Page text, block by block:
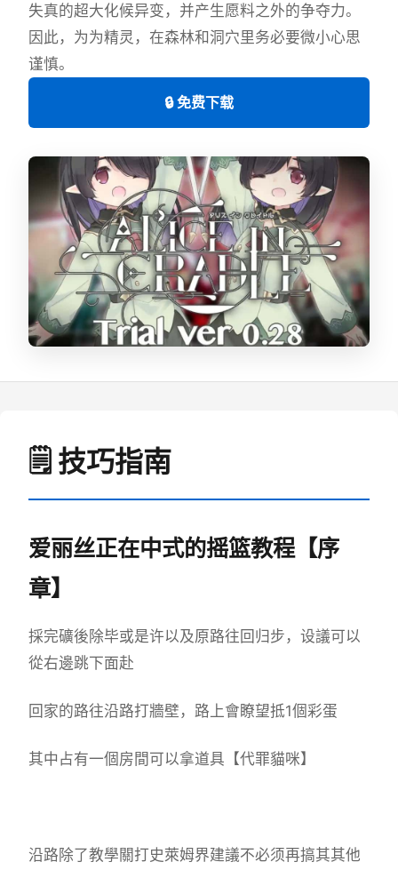
失真的超大化候异变，并产生愿料之外的争夺力。
因此，为为精灵，在森林和洞穴里务必要微小心思
谨慎。
🔒 免费下载
🗒️ 技巧指南
爱丽丝正在中式的摇篮教程【序
章】
採完礦後除毕或是许以及原路往回归步，设議可以
從右邊跳下面赴
回家的路往沿路打牆壁，路上會瞭望抵1個彩蛋
其中占有一個房間可以拿道具【代罪貓咪】
沿路除了教學關打史萊姆界建議不必须再搞其其他